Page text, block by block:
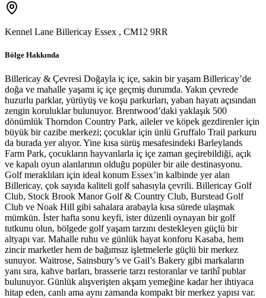
Kennel Lane Billericay Essex , CM12 9RR
Bölge Hakkında
Billericay & Çevresi Doğayla iç içe, sakin bir yaşam Billericay’de
doğa ve mahalle yaşamı iç içe geçmiş durumda. Yakın çevrede
huzurlu parklar, yürüyüş ve koşu parkurları, yaban hayatı açısından
zengin koruluklar bulunuyor. Brentwood’daki yaklaşık 500
dönümlük Thorndon Country Park, aileler ve köpek gezdirenler için
büyük bir cazibe merkezi; çocuklar için ünlü Gruffalo Trail parkuru
da burada yer alıyor. Yine kısa sürüş mesafesindeki Barleylands
Farm Park, çocukların hayvanlarla iç içe zaman geçirebildiği, açık
ve kapalı oyun alanlarının olduğu popüler bir aile destinasyonu.
Golf meraklıları için ideal konum Essex’in kalbinde yer alan
Billericay, çok sayıda kaliteli golf sahasıyla çevrili. Billericay Golf
Club, Stock Brook Manor Golf & Country Club, Burstead Golf
Club ve Noak Hill gibi sahalara arabayla kısa sürede ulaşmak
mümkün. İster hafta sonu keyfi, ister düzenli oynayan bir golf
tutkunu olun, bölgede golf yaşam tarzını destekleyen güçlü bir
altyapı var. Mahalle ruhu ve günlük hayat konforu Kasaba, hem
zincir marketler hem de bağımsız işletmelerle güçlü bir merkez
sunuyor. Waitrose, Sainsbury’s ve Gail’s Bakery gibi markaların
yanı sıra, kahve barları, brasserie tarzı restoranlar ve tarihî publar
bulunuyor. Günlük alışverişten akşam yemeğine kadar her ihtiyaca
hitap eden, canlı ama aynı zamanda kompakt bir merkez yapısı var.